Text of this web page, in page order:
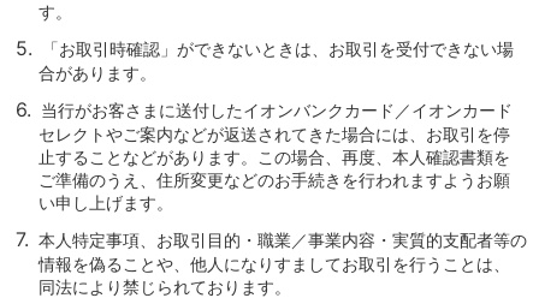
愛媛県
高知県
九州・沖縄
熊本県
宮崎県
鹿児島県
沖縄県
ATM
ATMサービス
す。
5.
「お取引時確認」ができないときは、お取引を受付できない場
合があります。
6. 当行がお客さまに送付したイオンバンクカード／イオンカード
セレクトやご案内などが返送されてきた場合には、お取引を停
止することなどがあります。この場合、再度、本人確認書類を
ご準備のうえ、住所変更などのお手続きを行われますようお願
い申し上げます。
7. 本人特定事項、お取引目的・職業／事業内容・実質的支配者等の
情報を偽ることや、他人になりすましてお取引を行うことは、
同法により禁じられております。